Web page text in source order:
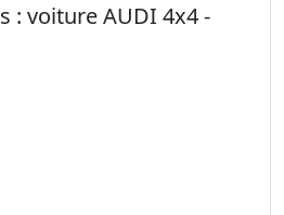
: voiture AUDI 4x4 -